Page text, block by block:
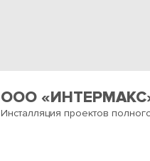
ООО
Инсталляция проектов